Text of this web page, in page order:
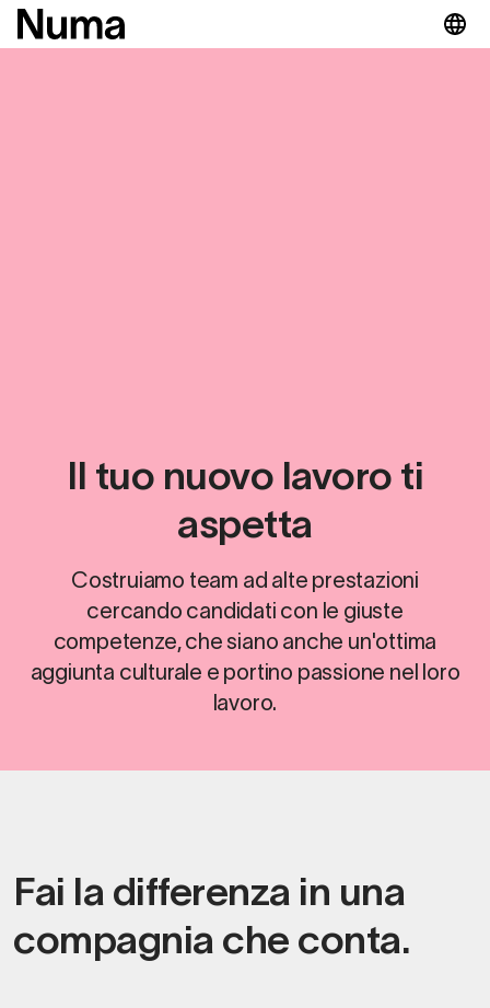
Il tuo nuovo lavoro ti
aspetta
Costruiamo team ad alte prestazioni
cercando candidati con le giuste
competenze, che siano anche un'ottima
aggiunta culturale e portino passione nel loro
lavoro.
Fai la differenza in una
compagnia che conta.